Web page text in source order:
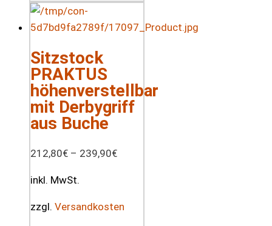
Sitzstock
PRAKTUS
höhenverstellbar
mit Derbygriff
aus Buche
212,80€ – 239,90€
inkl. MwSt.
zzgl. Versandkosten